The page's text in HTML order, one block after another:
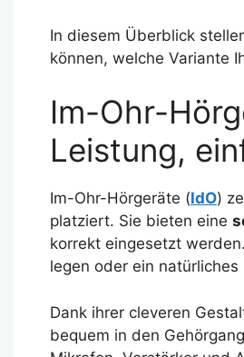
In diesem Überblick
können, welche Variante
Im-Ohr-
Leistung,
Im-Ohr-Hörgeräte (IdO)
platziert. Sie bieten eine
korrekt eingesetzt
legen oder ein
Dank ihrer cleveren
bequem in den